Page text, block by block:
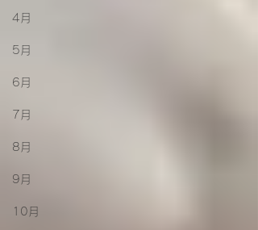
4月
5月
6月
7月
8月
9月
10月